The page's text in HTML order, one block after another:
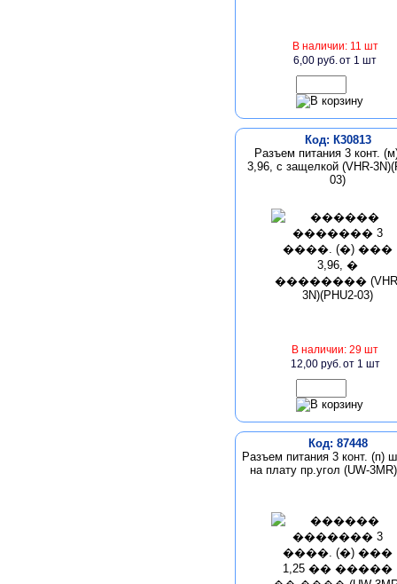
В наличии: 11 шт
6,00 руб.от 1 шт
Код: К30813
Разъем питания 3 конт.
3,96, с защелкой (VHR-
03)
В наличии: 29 шт
12,00 руб.от 1 шт
Код: 87448
Разъем питания 3 конт. (п)
на плату пр.угол (UW-